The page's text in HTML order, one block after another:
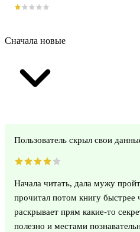
Сначала новые
Пользователь скрыл свои
Начала читать, дала мужу
прочитал потом книгу быстрее
раскрывает прям какие-то
полезно и местами